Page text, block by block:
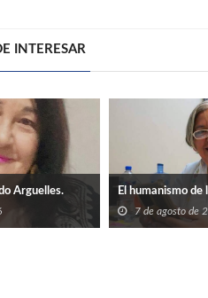
INTERESAR
Arguelles. El humanismo de
7 de agosto de